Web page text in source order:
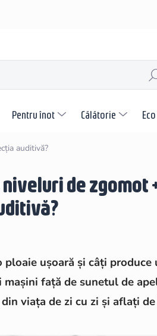
Pentru înot Călătorie Eco
auditivă?
de zgomot
ploaie ușoară și câți
mașini față de sunetul de
viața de zi cu zi și aflați